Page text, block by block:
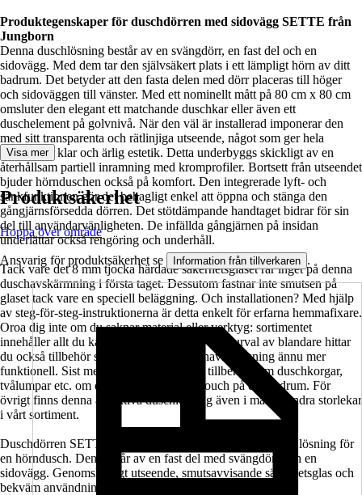
Produktegenskaper för duschdörren med sidovägg SETTE från
Jungborn
Denna duschlösning består av en svängdörr, en fast del och en
sidovägg. Med dem tar den självsäkert plats i ett lämpligt hörn av ditt
badrum. Det betyder att den fasta delen med dörr placeras till höger
och sidoväggen till vänster. Med ett nominellt mått på 80 cm x 80 cm
omsluter den elegant ett matchande duschkar eller även ett
duschelement på golvnivå. När den väl är installerad imponerar den
med sitt transparenta och rätlinjiga utseende, något som ger hela
rummet en klar och ärlig estetik. Detta underbyggs skickligt av en
återhållsam partiell inramning med kromprofiler. Bortsett från utseendet
bjuder hörnduschen också på komfort. Den integrerade lyft- och
sänkfunktionen gör det behagligt enkel att öppna och stänga den
gångjärnsförsedda dörren. Det stötdämpande handtaget bidrar för sin
del till användarvänligheten. De infällda gångjärnen på insidan
underlättar också rengöring och underhåll.
Tack vare det 8 mm tjocka härdade säkerhetsglaset rår inget på denna
duschavskärmning i första taget. Dessutom fastnar inte smutsen på
glaset tack vare en speciell beläggning. Och installationen? Med hjälp
av steg-för-steg-instruktionerna är detta enkelt för erfarna hemmafixare.
Oroa dig inte om du saknar material eller verktyg: sortimentet
innehåller allt du kan behöva. Utöver ett brett urval av blandare hittar
du också tillbehör som gör din nya duschavskärmning ännu mer
funktionell. Sist men inte minst finns det tillbehör som duschkorgar,
tvålumpar etc. om du vill lägga en sista touch på ditt badrum. För
övrigt finns denna attraktiva duschlösning även i många andra storlekar
i vårt sortiment.
Duschdörren SETTE från Jungborn är en platsbesparande lösning för
en hörndusch. Den består av en fast del med svängdörr och en
sidovägg. Genomskinligt utseende, smutsavvisande säkerhetsglas och
bekväm användning gör den till ett bra val.
Visa mer
Produktsäkerhet
Hoppa över område
Ansvarig för produktsäkerhet se Information från tillverkaren .